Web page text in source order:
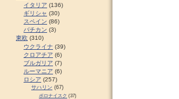
イタリア (136)
ギリシャ (30)
スペイン (86)
バチカン (3)
東欧 (310)
ウクライナ (39)
クロアチア (6)
ブルガリア (7)
ルーマニア (6)
ロシア (257)
サハリン (67)
ポロナイスク (37)